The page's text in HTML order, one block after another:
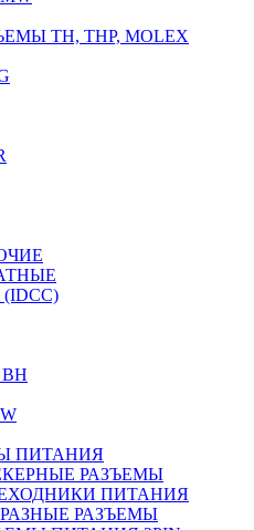
TH, THP, MOLEX
(IDCC)
ПИТАНИЯ
РАЗЪЕМЫ
ПИТАНИЯ
РАЗЪЕМЫ